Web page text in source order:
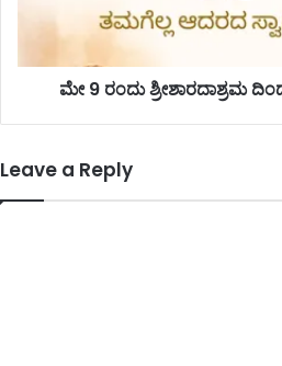
ಮೇ 9 ರಂದು ಶ್ರೀಶಾರದಾಶ್ರಮ
Leave a Reply